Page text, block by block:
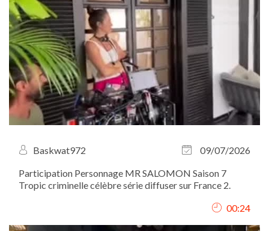
Baskwat972
09/07/2026
Participation Personnage MR SALOMON Saison 7
Tropic criminelle célèbre série diffuser sur France 2.
00:24